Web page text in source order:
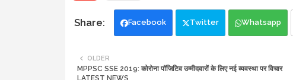
Facebook Twitter Whatsapp
OLDER
MPPSC SSE 2019: कोरोना पॉजिटिव उम्मीदवारों के लिए नई व्यवस्था पर विचार